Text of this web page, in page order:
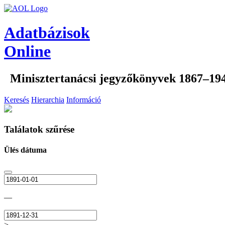
Adatbázisok
Online
Minisztertanácsi jegyzőkönyvek
Keresés Hierarchia Információ
Találatok szűrése
Ülés dátuma
—